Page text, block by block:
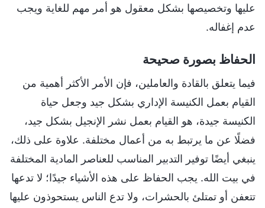
عليها وتخصيصها بشكل معقول هو أمر مهم للغاية ويجب
عدم إغفاله.
الحفاظ بصورة صحيحة
فيما يتعلق بالقادة والعاملين، فإن الأمر الأكثر أهمية من
القيام بعمل الكنيسة الإداري بشكل جيد وجعل حياة
الكنيسة جيدة، هو القيام بعمل نشر الإنجيل بشكل جيد،
فضلًا عن ما يرتبط به من أعمال مختلفة. علاوة على ذلك،
ينبغي أيضًا توفير التدبير المناسب للعناصر المادية المختلفة
في بيت الله. يجب الحفاظ على هذه الأشياء جيدًا؛ لا تدعها
تتعفن أو تمتلئ بالحشرات، ولا تدع الناس يستحوذون عليها